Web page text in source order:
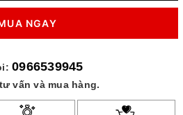
NGAY
0966539945
vấn và mua hàng.